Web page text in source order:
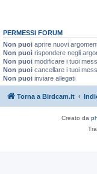
PERMESSI FORUM
Non puoi aprire nuovi
Non puoi rispondere negli
Non puoi modificare i tuoi
Non puoi cancellare i tuoi
Non puoi inviare allegati
Torna a Birdcam.it
Creato da